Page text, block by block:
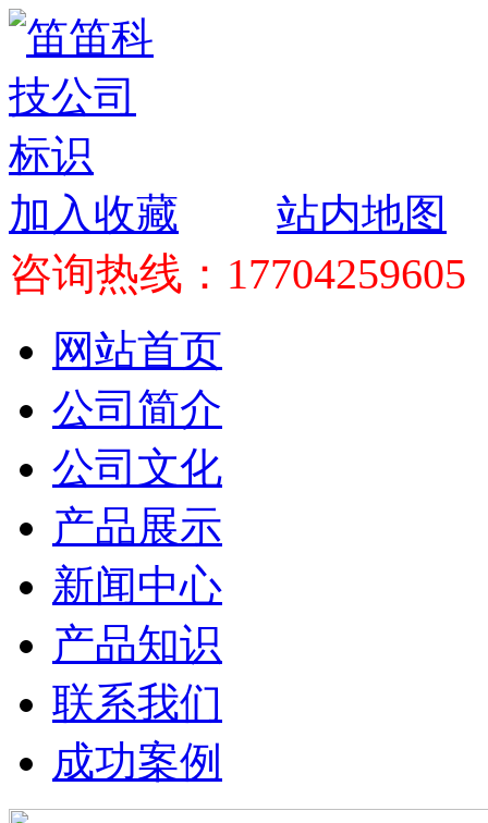
加入收藏 站内地图
咨询热线：17704259605
网站首页
公司简介
公司文化
产品展示
新闻中心
产品知识
联系我们
成功案例